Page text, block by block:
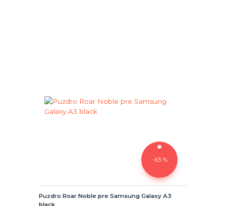
- 63 %
Puzdro Roar Noble pre Samsung Galaxy A3
black